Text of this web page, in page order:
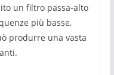
un filtro passa-alto
più basse,
produrre una vasta